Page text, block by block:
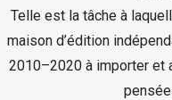
Telle est la tâche à
maison d’édition
2010–2020 à importer et